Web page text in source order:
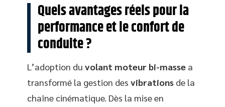
Quels avantages réels pour la
performance et le confort de
conduite ?
L’adoption du volant moteur bi-masse a
transformé la gestion des vibrations de la
chaîne cinématique. Dès la mise en